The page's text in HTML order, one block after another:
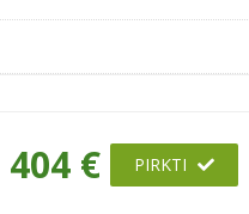
404 € PIRKTI